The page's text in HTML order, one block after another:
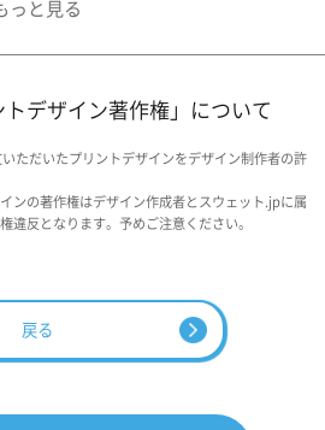
デザイン著作権」について
ただいたプリントデザインをデザイン制作者の許
ンの著作権はデザイン作成者とスウェット.jpに属
違反となります。予めご注意ください。
戻る